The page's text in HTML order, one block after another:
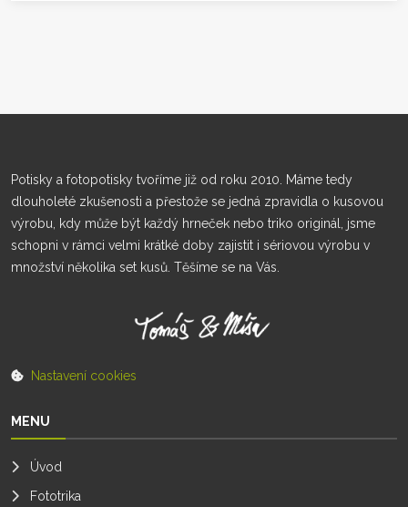
Potisky a fotopotisky tvoříme již od roku 2010. Máme tedy
dlouholeté zkušenosti a přestože se jedná zpravidla o kusovou
výrobu, kdy může být každý hrneček nebo triko originál, jsme
schopni v rámci velmi krátké doby zajistit i sériovou výrobu v
množství několika set kusů. Těšíme se na Vás.
Nastavení cookies
MENU
Úvod
Fototrika